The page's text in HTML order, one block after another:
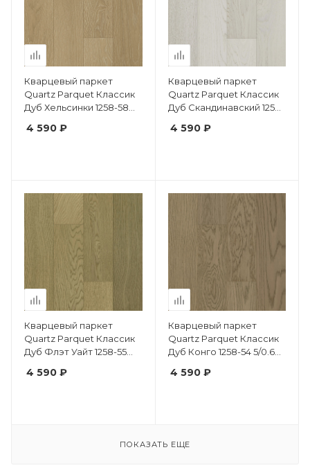
Кварцевый паркет
Quartz Parquet Классик
Дуб Хельсинки 1258-58
4 590 ₽
Кварцевый паркет
Quartz Parquet Классик
Дуб Скандинавский 1258-
4 590 ₽
Кварцевый паркет
Quartz Parquet Классик
Дуб Флэт Уайт 1258-55
4 590 ₽
Кварцевый паркет
Quartz Parquet Классик
Дуб Конго 1258-54 5/0.6
4 590 ₽
ПОКАЗАТЬ ЕЩЕ